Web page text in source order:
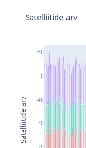
30
40
50
60
Satelliitide arv
Satelliitide arv